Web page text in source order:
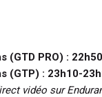
(GTD PRO) :
(GTP) : 23h10-
vidéo sur